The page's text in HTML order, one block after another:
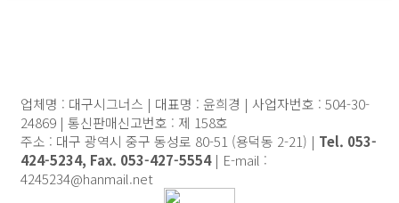
업체명 : 대구시그너스 | 대표명 : 윤희경 | 사업자번호 : 504-30-
24869 | 통신판매신고번호 : 제 158호
주소 : 대구 광역시 중구 동성로 80-51 (용덕동 2-21) | Tel. 053-
424-5234, Fax. 053-427-5554| E-mail :
4245234@hanmail.net